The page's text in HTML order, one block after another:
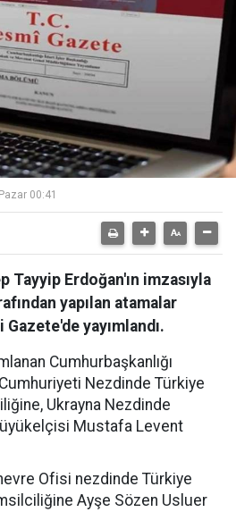
00:41
Tayyip Erdoğan'ın imzasıyla
yapılan atamalar
Gazete'de yayımlandı.
Cumhurbaşkanlığı
Nezdinde Türkiye
Ukrayna Nezdinde
Mustafa Levent
Ofisi nezdinde Türkiye
Ayşe Sözen Usluer